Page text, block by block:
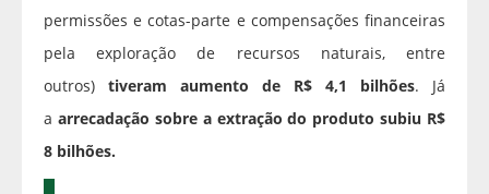
permissões e cotas-parte e compensações financeiras
pela exploração de recursos naturais, entre
outros) tiveram aumento de R$ 4,1 bilhões. Já
a arrecadação sobre a extração do produto subiu R$
8 bilhões.